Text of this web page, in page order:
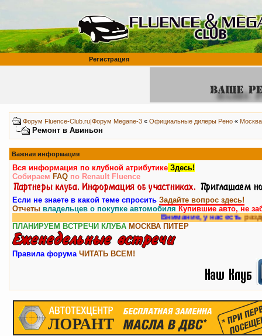
Регистрация
Форум Fluence-Club.ru|Форум Megane-3 « Официальные дилеры Рено «
Ремонт в Авиньон
Важная информация
Вся информация по клубной атрибутике Здесь!
Собираем FAQ по Renault Fluence
Если не знаете в какой теме спросить Задайте вопрос здесь!
Отчеты владельцев о покупке автомобиляКупившие авто, не
Внимание, у нас естьраздел
ПЛАНИРУЕМ ВСТРЕЧИ КЛУБА МОСКВА ПИТЕР
Правила форума ЧИТАТЬ ВСЕМ!